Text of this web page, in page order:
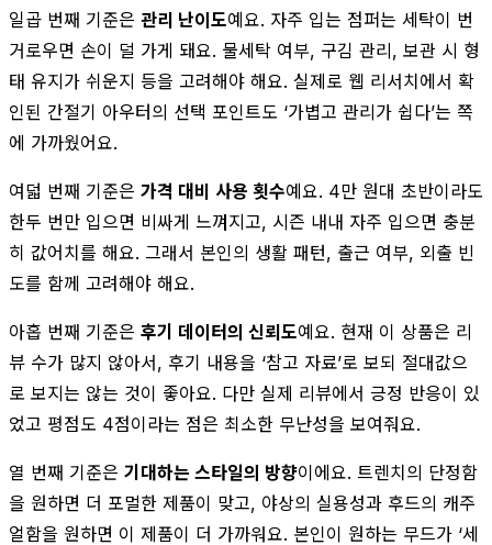
일곱 번째 기준은 관리 난이도예요. 자주 입는 점퍼는 세탁이 번
거로우면 손이 덜 가게 돼요. 물세탁 여부, 구김 관리, 보관 시 형
태 유지가 쉬운지 등을 고려해야 해요. 실제로 웹 리서치에서 확
인된 간절기 아우터의 선택 포인트도 ‘가볍고 관리가 쉽다’는 쪽
에 가까웠어요.
여덟 번째 기준은 가격 대비 사용 횟수예요. 4만 원대 초반이라도
한두 번만 입으면 비싸게 느껴지고, 시즌 내내 자주 입으면 충분
히 값어치를 해요. 그래서 본인의 생활 패턴, 출근 여부, 외출 빈
도를 함께 고려해야 해요.
아홉 번째 기준은 후기 데이터의 신뢰도예요. 현재 이 상품은 리
뷰 수가 많지 않아서, 후기 내용을 ‘참고 자료’로 보되 절대값으
로 보지는 않는 것이 좋아요. 다만 실제 리뷰에서 긍정 반응이 있
었고 평점도 4점이라는 점은 최소한 무난성을 보여줘요.
열 번째 기준은 기대하는 스타일의 방향이에요. 트렌치의 단정함
을 원하면 더 포멀한 제품이 맞고, 야상의 실용성과 후드의 캐주
얼함을 원하면 이 제품이 더 가까워요. 본인이 원하는 무드가 ‘세